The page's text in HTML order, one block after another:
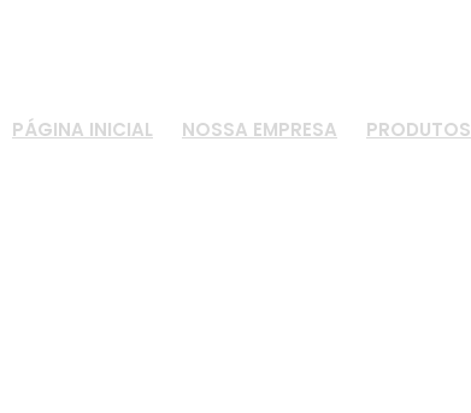
PÁGINA INICIAL NOSSA EMPRESA PRODUTOS